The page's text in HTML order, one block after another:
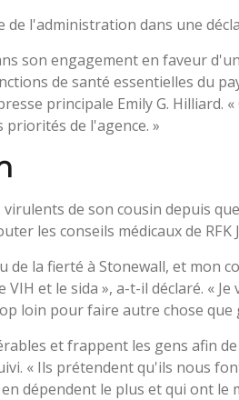
l'administration dans une
son engagement en faveur
de santé essentielles du
principale Emily G. Hilliard.
de l'agence. »
de son cousin depuis
les conseils médicaux de RFK
la fierté à Stonewall, et mon
et le sida », a-t-il déclaré. «
loin pour faire autre chose que
et frappent les gens afin
« Ils prétendent qu'ils nous
dépendent le plus et qui ont